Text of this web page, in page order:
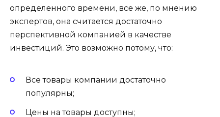
определенного времени, все же, по мнению
экспертов, она считается достаточно
перспективной компанией в качестве
инвестиций. Это возможно потому, что:
Все товары компании достаточно
популярны;
Цены на товары доступны;